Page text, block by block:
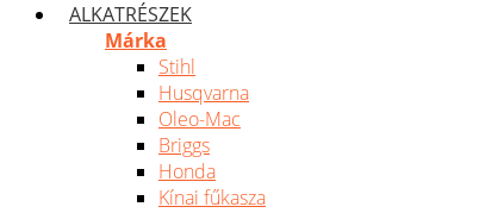
ALKATRÉSZEK
Márka
Stihl
Husqvarna
Oleo-Mac
Briggs
Honda
Kínai fűkasza